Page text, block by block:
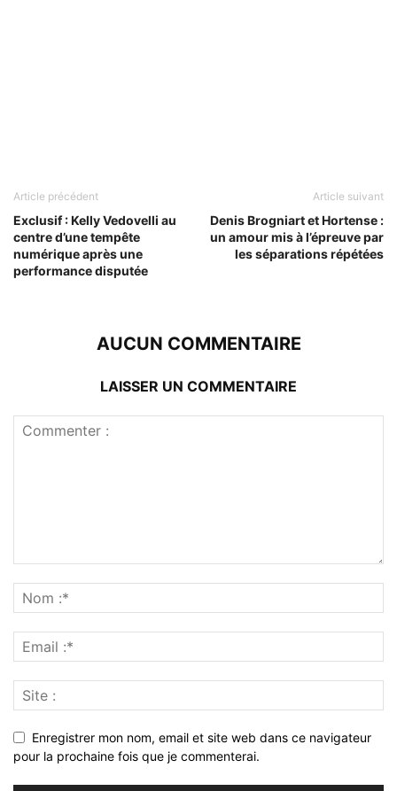
Article précédent
Exclusif : Kelly Vedovelli au
centre d’une tempête
numérique après une
performance disputée
Article suivant
Denis Brogniart et Hortense :
un amour mis à l’épreuve par
les séparations répétées
AUCUN COMMENTAIRE
LAISSER UN COMMENTAIRE
Enregistrer mon nom, email et site web dans ce navigateur
pour la prochaine fois que je commenterai.